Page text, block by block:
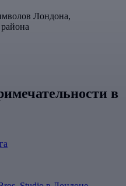
Лондона,
в